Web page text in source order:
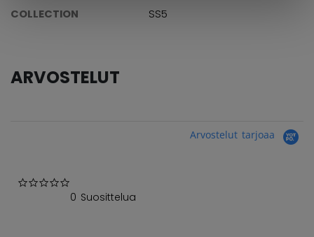
COLLECTION
SS5
ARVOSTELUT
Arvostelut tarjoaa
0 Suosittelua